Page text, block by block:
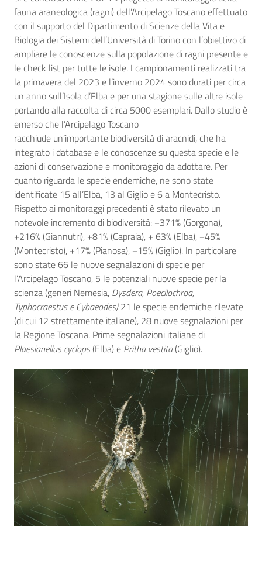
fauna araneologica (ragni) dell’Arcipelago Toscano effettuato
con il supporto del Dipartimento di Scienze della Vita e
Biologia dei Sistemi dell’Università di Torino con l’obiettivo di
ampliare le conoscenze sulla popolazione di ragni presente e
le check list per tutte le isole. I campionamenti realizzati tra
la primavera del 2023 e l’inverno 2024 sono durati per circa
un anno sull’Isola d’Elba e per una stagione sulle altre isole
portando alla raccolta di circa 5000 esemplari. Dallo studio è
emerso che l’Arcipelago Toscano
racchiude un’importante biodiversità di aracnidi, che ha
integrato i database e le conoscenze su questa specie e le
azioni di conservazione e monitoraggio da adottare. Per
quanto riguarda le specie endemiche, ne sono state
identificate 15 all’Elba, 13 al Giglio e 6 a Montecristo.
Rispetto ai monitoraggi precedenti è stato rilevato un
notevole incremento di biodiversità: +371% (Gorgona),
+216% (Giannutri), +81% (Capraia), + 63% (Elba), +45%
(Montecristo), +17% (Pianosa), +15% (Giglio). In particolare
sono state 66 le nuove segnalazioni di specie per
l’Arcipelago Toscano, 5 le potenziali nuove specie per la
scienza (generi Nemesia, Dysdera, Poecilochroa,
Typhocraestus e Cybaeodes)21 le specie endemiche rilevate
(di cui 12 strettamente italiane), 28 nuove segnalazioni per
la Regione Toscana. Prime segnalazioni italiane di
Plaesianellus cyclops(Elba) e Pritha vestita(Giglio).